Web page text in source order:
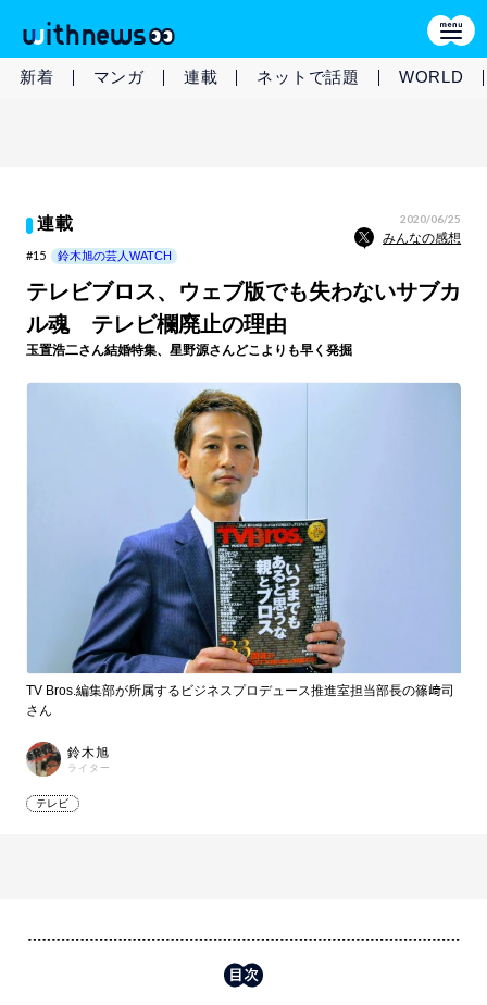
新着 マンガ 連載 ネットで話題 WORLD
連載 2020/06/25
みんなの感想
#15 鈴木旭の芸人WATCH
テレビブロス、ウェブ版でも失わないサブカ
ル魂 テレビ欄廃止の理由
玉置浩二さん結婚特集、星野源さんどこよりも早く発掘
TV Bros.編集部が所属するビジネスプロデュース推進室担当部長の篠﨑司
さん
鈴木旭
ライター
テレビ